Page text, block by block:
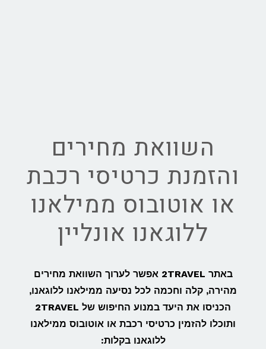
השוואת מחירים
והזמנת כרטיסי רכבת
או אוטובוס ממילאנו
ללוגאנו אונליין
באתר 2TRAVEL אפשר לערוך השוואת מחירים
מהירה, קלה וחכמה לכל נסיעה ממילאנו ללוגאנו,
הכניסו את היעד במנוע החיפוש של 2TRAVEL
ותוכלו להזמין כרטיסי רכבת או אוטובוס ממילאנו
ללוגאנו בקלות: